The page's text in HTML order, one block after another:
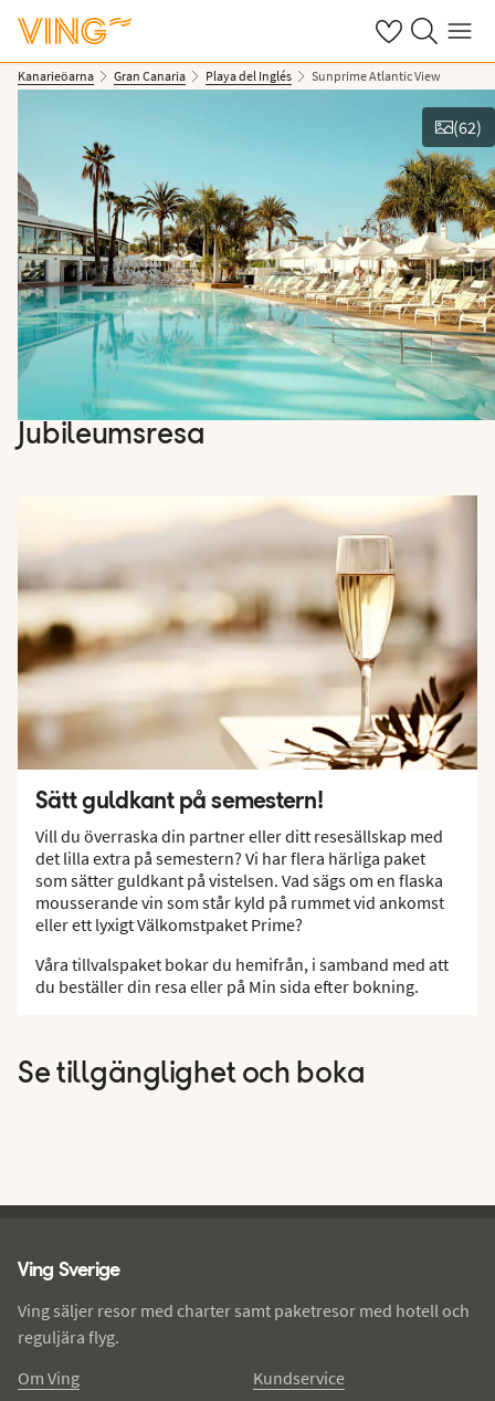
Se dinaSök på ving.se
Meny
Kanarieöarna Gran Canaria Playa del Inglés Sunprime Atlantic View
Se bilder
(62)
Jubileumsresa
Sätt guldkant på semestern!
Vill du överraska din partner eller ditt resesällskap med
det lilla extra på semestern? Vi har flera härliga paket
som sätter guldkant på vistelsen. Vad sägs om en flaska
mousserande vin som står kyld på rummet vid ankomst
eller ett lyxigt Välkomstpaket Prime?
Våra tillvalspaket bokar du hemifrån, i samband med att
du beställer din resa eller på Min sida efter bokning.
Se tillgänglighet och boka
Ving Sverige
Ving säljer resor med charter samt paketresor med hotell och
reguljära flyg.
Om Ving
Kundservice